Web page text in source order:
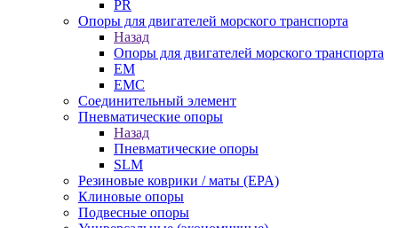
PR
Опоры для двигателей морского транспорта
Назад
Опоры для двигателей морского транспорта
EM
EMC
Cоединительный элемент
Пневматические опоры
Назад
Пневматические опоры
SLM
Резиновые коврики / маты (EPA)
Клиновые опоры
Подвесные опоры